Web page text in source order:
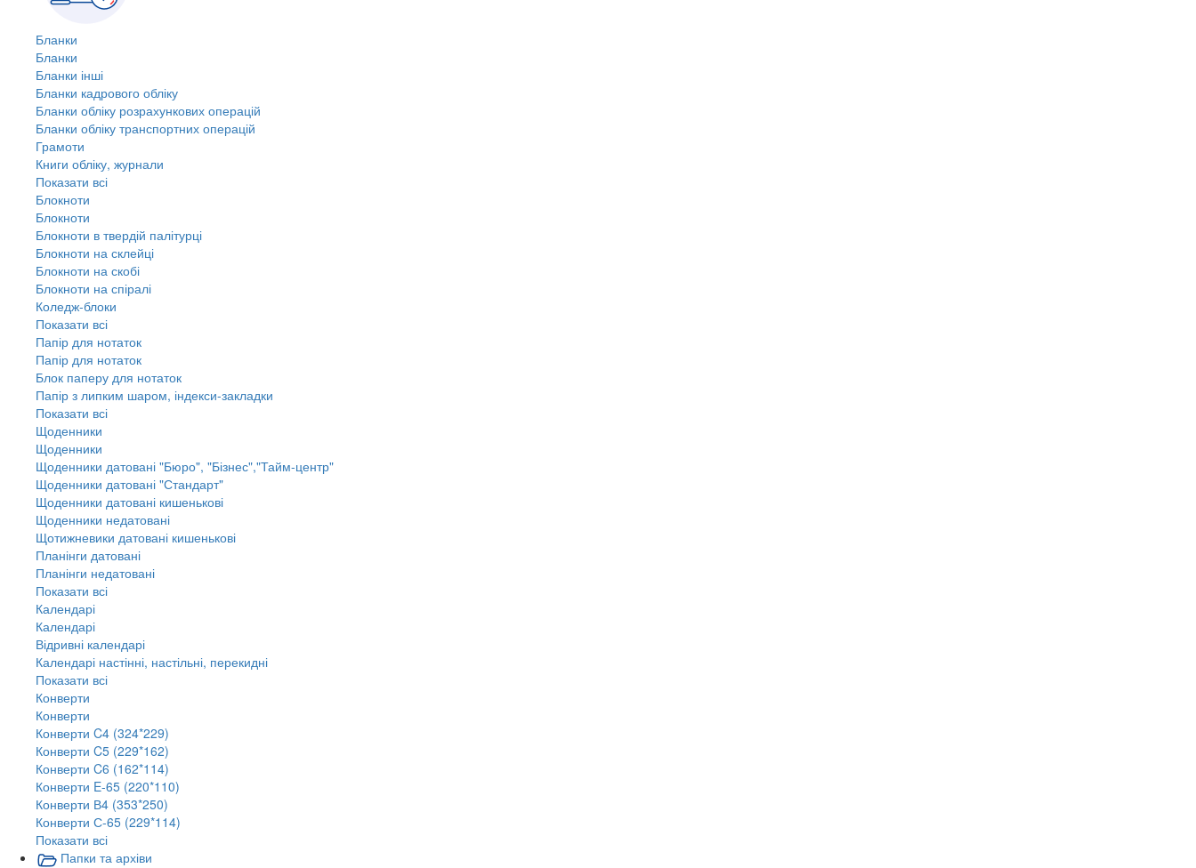
Бланки
Бланки
Бланки інші
Бланки кадрового обліку
Бланки обліку розрахункових операцій
Бланки обліку транспортних операцій
Грамоти
Книги обліку, журнали
Показати всі
Блокноти
Блокноти
Блокноти в твердій палітурці
Блокноти на склейці
Блокноти на скобі
Блокноти на спіралі
Коледж-блоки
Показати всі
Папір для нотаток
Папір для нотаток
Блок паперу для нотаток
Папір з липким шаром, індекси-закладки
Показати всі
Щоденники
Щоденники
Щоденники датовані "Бюро", "Бізнес","Тайм-центр"
Щоденники датовані "Стандарт"
Щоденники датовані кишенькові
Щоденники недатовані
Щотижневики датовані кишенькові
Планінги датовані
Планінги недатовані
Показати всі
Календарі
Календарі
Відривні календарі
Календарі настінні, настільні, перекидні
Показати всі
Конверти
Конверти
Конверти C4 (324*229)
Конверти C5 (229*162)
Конверти C6 (162*114)
Конверти E-65 (220*110)
Конверти В4 (353*250)
Конверти С-65 (229*114)
Показати всі
Папки та архіви